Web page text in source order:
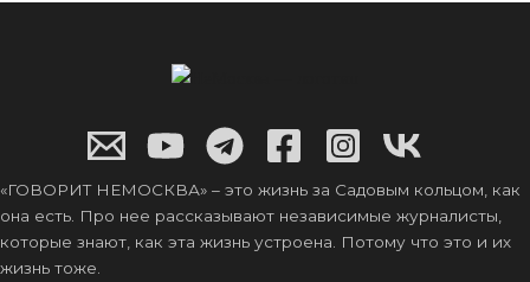
«ГОВОРИТ НЕМОСКВА» – это жизнь за Садовым кольцом, как
она есть. Про нее рассказывают независимые журналисты,
которые знают, как эта жизнь устроена. Потому что это и их
жизнь тоже.